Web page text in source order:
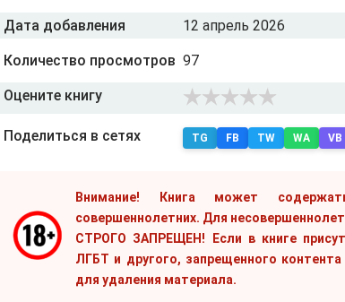
Дата добавления 12 апрель 2026
Количество просмотров 97
Оцените книгу
Поделиться в сетях TG FB TW WA VB
Внимание! Книга может
совершеннолетних. Для
СТРОГО ЗАПРЕЩЕН! Если в книге
ЛГБТ и другого, запрещенного
для удаления материала.